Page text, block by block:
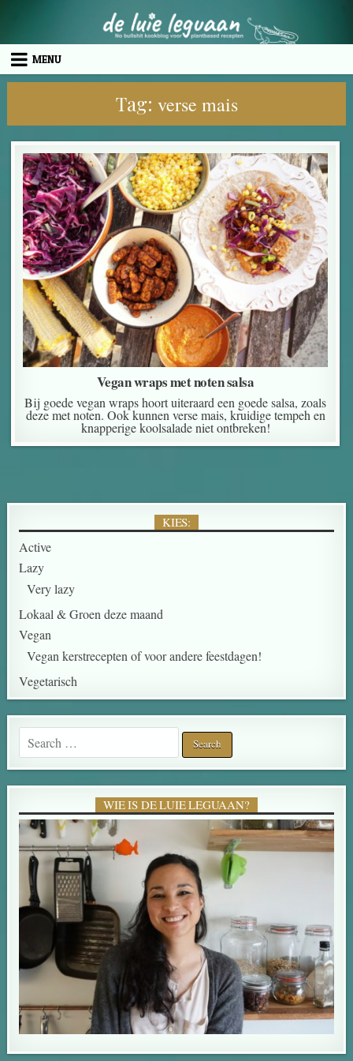
MENU
Tag: verse mais
Vegan wraps met noten salsa
Bij goede vegan wraps hoort uiteraard een goede salsa, zoals
deze met noten. Ook kunnen verse mais, kruidige tempeh en
knapperige koolsalade niet ontbreken!
KIES:
Active
Lazy
Very lazy
Lokaal & Groen deze maand
Vegan
Vegan kerstrecepten of voor andere feestdagen!
Vegetarisch
Search for:
WIE IS DE LUIE LEGUAAN?